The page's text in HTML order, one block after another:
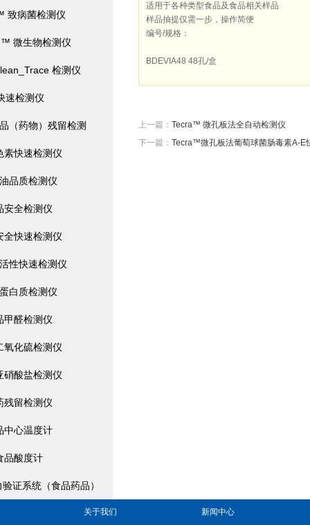
致病菌检测仪
微生物检测仪
检测仪
速检测仪
（药物）残留检测
素快速检测仪
品质检测仪
安全检测仪
全快速检测仪
性快速检测仪
白质检测仪
甲醛检测仪
氧化硫检测仪
硝酸盐检测仪
残留检测仪
中心温度计
品酸度计
证系统（食品药品）
适用于各种类型食品及食品相关样品
样品抽提仅需一步，操作简便
编号/规格：
BDEVIA48 48孔/盒
上一篇： Tecra™ 微孔板法全自动检测仪
下一篇： Tecra™微孔板法葡萄球菌肠毒素A-E
关于我们 新闻中心